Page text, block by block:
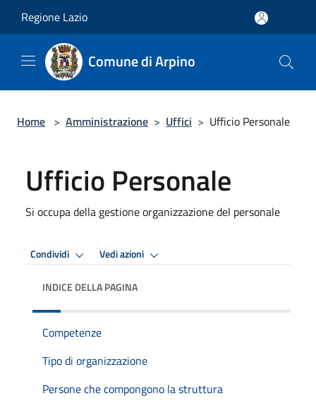
Regione Lazio
Comune di Arpino
Home > Amministrazione > Uffici > Ufficio Personale
Ufficio Personale
Si occupa della gestione organizzazione del personale
Condividi Vedi azioni
INDICE DELLA PAGINA
Competenze
Tipo di organizzazione
Persone che compongono la struttura